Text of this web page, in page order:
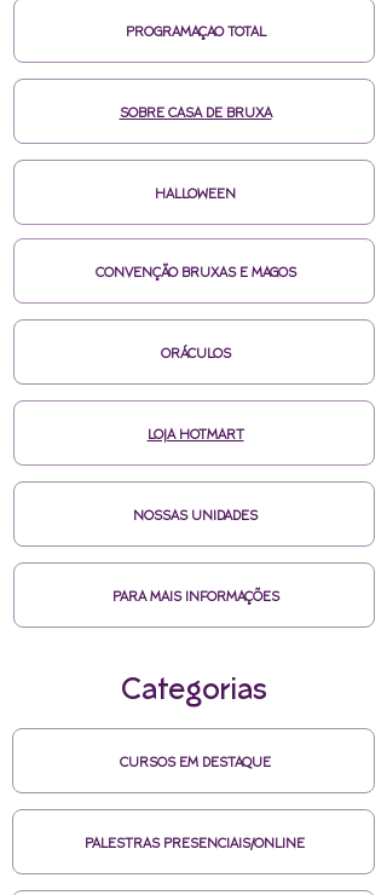
PROGRAMAÇAO TOTAL
SOBRE CASA DE BRUXA
HALLOWEEN
CONVENÇÃO BRUXAS E MAGOS
ORÁCULOS
LOJA HOTMART
NOSSAS UNIDADES
PARA MAIS INFORMAÇÕES
Categorias
CURSOS EM DESTAQUE
PALESTRAS PRESENCIAIS/ONLINE